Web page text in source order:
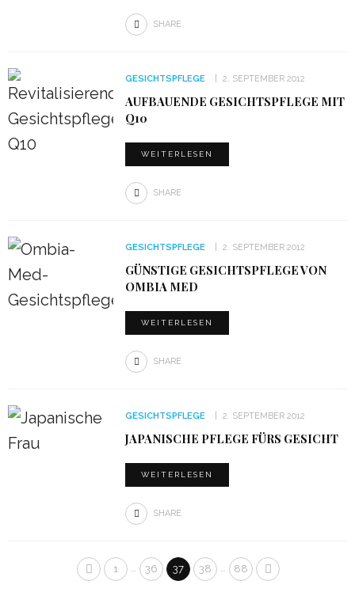
SHARE
GESICHTSPFLEGE 2. SEPTEMBER 2012
AUFBAUENDE GESICHTSPFLEGE MIT
Q10
WEITERLESEN
SHARE
GESICHTSPFLEGE 2. SEPTEMBER 2012
GÜNSTIGE GESICHTSPFLEGE VON
OMBIA MED
WEITERLESEN
SHARE
GESICHTSPFLEGE 2. SEPTEMBER 2012
JAPANISCHE PFLEGE FÜRS GESICHT
WEITERLESEN
SHARE
1 36 37 38 88